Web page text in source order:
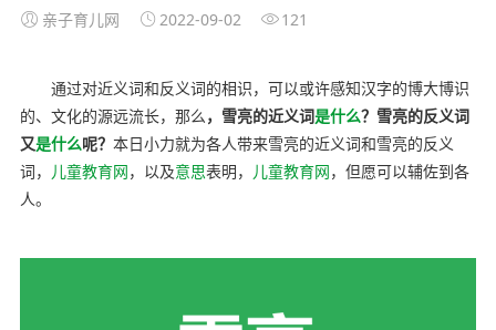
亲子育儿网 2022-09-02 121
通过对近义词和反义词的相识，可以或许感知汉字的博大博识
的、文化的源远流长，那么，雪亮的近义词是什么？雪亮的反义词
又是什么呢？ 本日小力就为各人带来雪亮的近义词和雪亮的反义
词， 儿童教育网，以及意思表明， 儿童教育网，但愿可以辅佐到各
人。